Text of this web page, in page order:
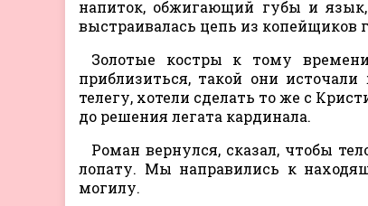
напиток, обжигающий губы и
выстраивалась цепь из копейщиков
Золотые костры к тому
приблизиться, такой они
телегу, хотели сделать то же с
до решения легата кардинала.
Роман вернулся, сказал, чтобы
лопату. Мы направились к
могилу.